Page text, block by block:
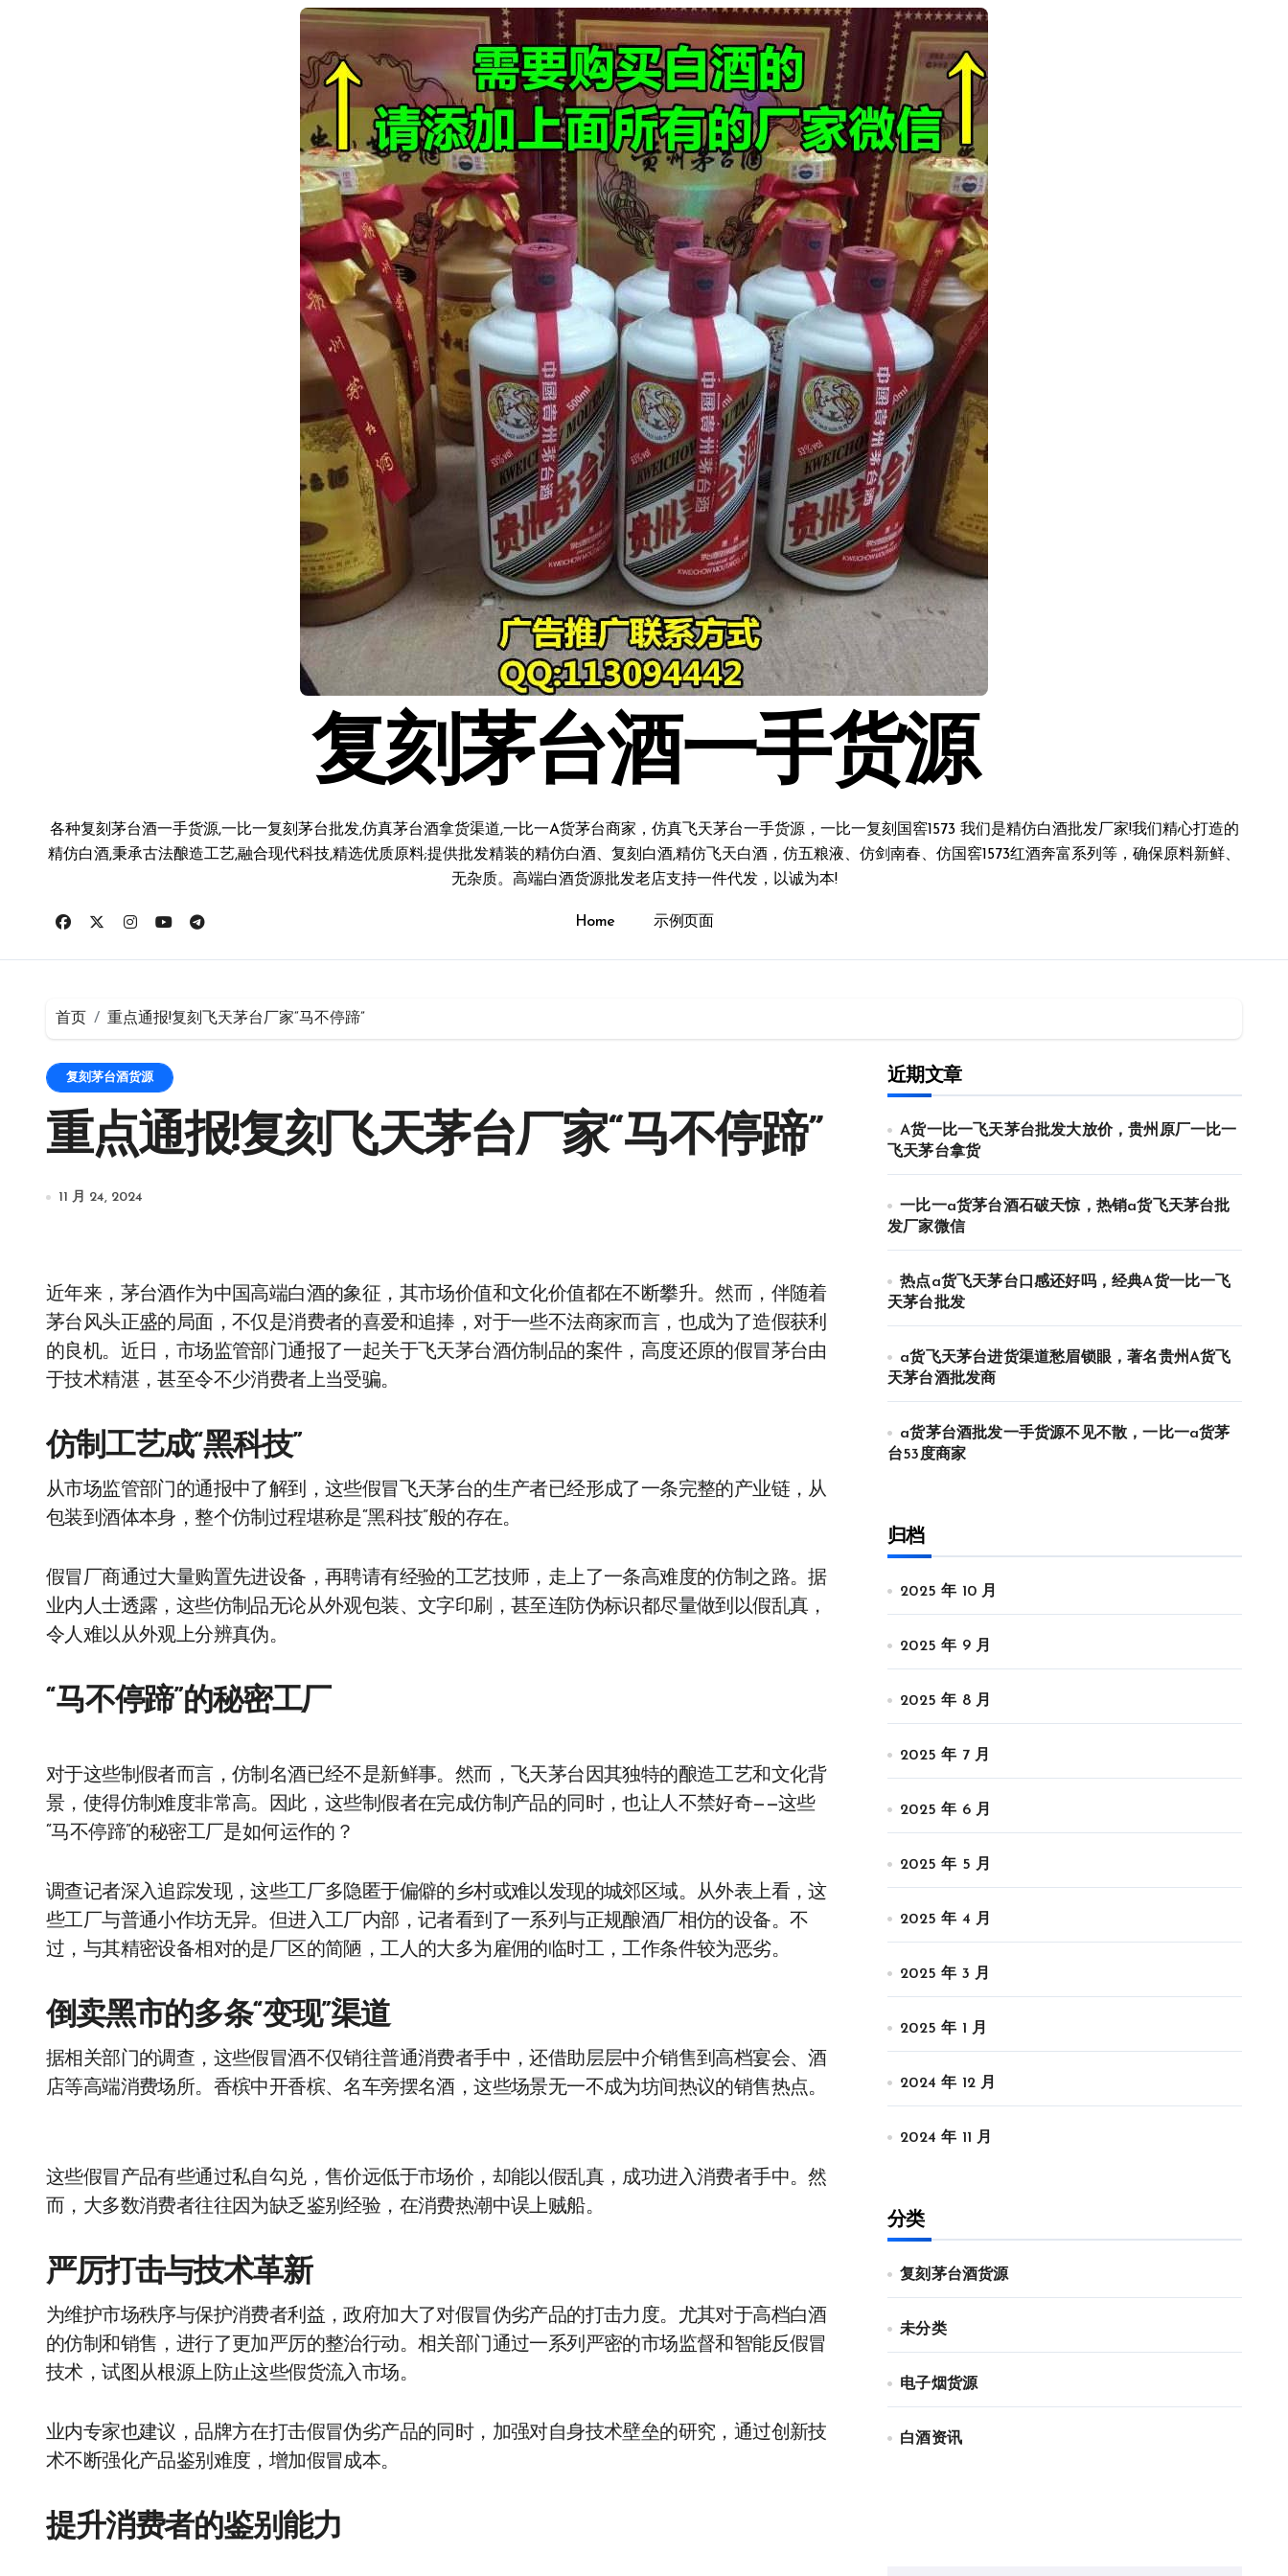
复刻茅台酒一手货源
各种复刻茅台酒一手货源,一比一复刻茅台批发,仿真茅台酒拿货渠道,一比一A货茅台商家，仿真飞天茅台一手货源，一比一复刻国窖1573 我们是精仿白酒批发厂家!我们精心打造的
精仿白酒,秉承古法酿造工艺,融合现代科技,精选优质原料;提供批发精装的精仿白酒、复刻白酒,精仿飞天白酒，仿五粮液、仿剑南春、仿国窖1573红酒奔富系列等，确保原料新鲜、
无杂质。高端白酒货源批发老店支持一件代发，以诚为本!
Home 示例页面
首页 重点通报!复刻飞天茅台厂家“马不停蹄”
复刻茅台酒货源
重点通报!复刻飞天茅台厂家“马不停蹄”
11 月 24, 2024
近年来，茅台酒作为中国高端白酒的象征，其市场价值和文化价值都在不断攀升。然而，伴随着
茅台风头正盛的局面，不仅是消费者的喜爱和追捧，对于一些不法商家而言，也成为了造假获利
的良机。近日，市场监管部门通报了一起关于飞天茅台酒仿制品的案件，高度还原的假冒茅台由
于技术精湛，甚至令不少消费者上当受骗。
仿制工艺成“黑科技”
从市场监管部门的通报中了解到，这些假冒飞天茅台的生产者已经形成了一条完整的产业链，从
包装到酒体本身，整个仿制过程堪称是“黑科技”般的存在。
假冒厂商通过大量购置先进设备，再聘请有经验的工艺技师，走上了一条高难度的仿制之路。据
业内人士透露，这些仿制品无论从外观包装、文字印刷，甚至连防伪标识都尽量做到以假乱真，
令人难以从外观上分辨真伪。
“马不停蹄”的秘密工厂
对于这些制假者而言，仿制名酒已经不是新鲜事。然而，飞天茅台因其独特的酿造工艺和文化背
景，使得仿制难度非常高。因此，这些制假者在完成仿制产品的同时，也让人不禁好奇——这些
“马不停蹄”的秘密工厂是如何运作的？
调查记者深入追踪发现，这些工厂多隐匿于偏僻的乡村或难以发现的城郊区域。从外表上看，这
些工厂与普通小作坊无异。但进入工厂内部，记者看到了一系列与正规酿酒厂相仿的设备。不
过，与其精密设备相对的是厂区的简陋，工人的大多为雇佣的临时工，工作条件较为恶劣。
倒卖黑市的多条“变现”渠道
据相关部门的调查，这些假冒酒不仅销往普通消费者手中，还借助层层中介销售到高档宴会、酒
店等高端消费场所。香槟中开香槟、名车旁摆名酒，这些场景无一不成为坊间热议的销售热点。
这些假冒产品有些通过私自勾兑，售价远低于市场价，却能以假乱真，成功进入消费者手中。然
而，大多数消费者往往因为缺乏鉴别经验，在消费热潮中误上贼船。
严厉打击与技术革新
为维护市场秩序与保护消费者利益，政府加大了对假冒伪劣产品的打击力度。尤其对于高档白酒
的仿制和销售，进行了更加严厉的整治行动。相关部门通过一系列严密的市场监督和智能反假冒
技术，试图从根源上防止这些假货流入市场。
业内专家也建议，品牌方在打击假冒伪劣产品的同时，加强对自身技术壁垒的研究，通过创新技
术不断强化产品鉴别难度，增加假冒成本。
提升消费者的鉴别能力
近期文章
A货一比一飞天茅台批发大放价，贵州原厂一比一
飞天茅台拿货
一比一a货茅台酒石破天惊，热销a货飞天茅台批
发厂家微信
热点a货飞天茅台口感还好吗，经典A货一比一飞
天茅台批发
a货飞天茅台进货渠道愁眉锁眼，著名贵州A货飞
天茅台酒批发商
a货茅台酒批发一手货源不见不散，一比一a货茅
台53度商家
归档
2025 年 10 月
2025 年 9 月
2025 年 8 月
2025 年 7 月
2025 年 6 月
2025 年 5 月
2025 年 4 月
2025 年 3 月
2025 年 1 月
2024 年 12 月
2024 年 11 月
分类
复刻茅台酒货源
未分类
电子烟货源
白酒资讯